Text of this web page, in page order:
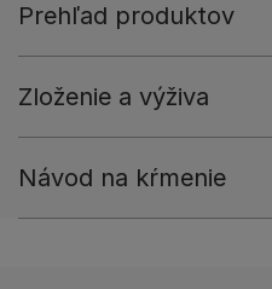
Prehľad produktov
Zloženie a výživa
Návod na kŕmenie